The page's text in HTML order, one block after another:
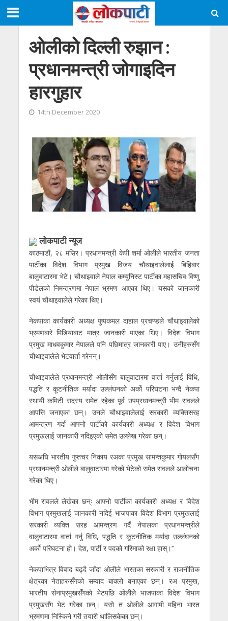
ओलीको दिल्ली रुझान :
प्रधानमन्त्री जोगाइदिन
हारगुहार
14th December 2020
लोकपाटी न्यूज
काठमाडौं, २८ मंसिर। प्रधानमन्त्री केपी शर्मा ओलीले भारतीय जनता
पार्टीका विदेश विभाग प्रमुख विजय चौथाइवालेलाई बिहिबार
बालुवाटारमा भेटे। चौथाइवाले नेपाल कम्युनिस्ट पार्टीका महासचिव विष्णु
पौडेलको निमन्त्रणमा नेपाल भ्रमण आएका थिए। यसको जानकारी
स्वयं चौथाइवालेले गरेका थिए।
नेकपाका कार्यकारी अध्यक्ष पुष्पकमल दाहाल प्रचण्डले चौथाइवालेको
भ्रमणबारे मिडियाबाट मात्र जानकारी पाएका थिए। विदेश विभाग
प्रमुख माधवकुमार नेपालले पनि पछिमात्र जानकारी पाए। उनीहरुसँग
चौथाइवालेले भेटवार्ता गरेनन्।
चौथाइवालेले प्रधानमन्त्री ओलीसँग बालुवाटारमा वार्ता गर्नुलाई विधि,
पद्धति र कूटनीतिक मर्यादा उल्लंघनको अर्को परिघटना भन्दै नेकपा
स्थायी कमिटी सदस्य समेत रहेका पूर्व उपप्रधानमन्त्री भीम रावलले
आपत्ति जनाएका छन्। उनले चौथाइवालेलाई सरकारी व्यक्तिसरह
आमन्त्रण गर्दा आफ्नो पार्टीको कार्यकारी अध्यक्ष र विदेश विभाग
प्रमुखलाई जानकारी नदिइएको समेत उल्लेख गरेका छन्।
यसअघि भारतीय गुप्तचर निकाय रअका प्रमुख सामन्तकुमार गोयलसँग
प्रधानमन्त्री ओलीले बालुवाटारमा गरेको भेटेको समेत रावलले आलोचना
गरेका थिए।
भीम रावलले लेखेका छन्ः आफ्नो पार्टीका कार्यकारी अध्यक्ष र विदेश
विभाग प्रमुखलाई जानकारी नदिई भाजपाका विदेश विभाग प्रमुखलाई
सरकारी व्यक्ति सरह आमन्त्रण गर्दै नेपालका प्रधानमन्त्रीले
वालुवाटारमा वार्ता गर्नु विधि, पद्धति र कूटनीतिक मर्यादा उल्लंघनको
अर्को परिघटना हो। देश, पार्टी र पदको गरिमाको रक्षा हास्।’’
नेकपाभित्र विवाद बढ्दै जाँदा ओलीले भारतका सरकारी र राजनीतिक
क्षेत्रका नेताहरुसँगको सम्वाद बाक्लो बनाएका छन्। रअ प्रमुख,
भारतीय सेनाप्रमुखसँँगको भेटपछि ओलीले भाजपाका विदेश विभाग
प्रमुखसँग भेट गरेका छन्। यसो त ओलीले आगामी महिना भारत
भ्रमणमा निस्किने गरी तयारी थालिसकेका छन्।